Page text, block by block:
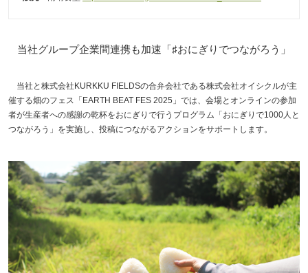
当社グループ企業間連携も加速「♯おにぎりでつながろう」
当社と株式会社KURKKU FIELDSの合弁会社である株式会社オイシクルが主
催する畑のフェス「EARTH BEAT FES 2025」では、会場とオンラインの参加
者が生産者への感謝の乾杯をおにぎりで行うプログラム「おにぎりで1000人と
つながろう」を実施し、投稿につながるアクションをサポートします。